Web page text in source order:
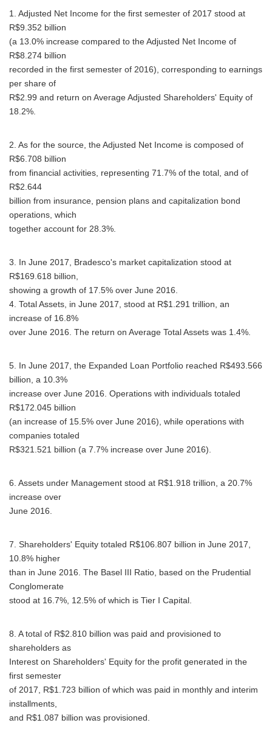
1. Adjusted Net Income for the first semester of 2017 stood at
R$9.352 billion
(a 13.0% increase compared to the Adjusted Net Income of
R$8.274 billion
recorded in the first semester of 2016), corresponding to earnings
per share of
R$2.99 and return on Average Adjusted Shareholders' Equity of
18.2%.
2. As for the source, the Adjusted Net Income is composed of
R$6.708 billion
from financial activities, representing 71.7% of the total, and of
R$2.644
billion from insurance, pension plans and capitalization bond
operations, which
together account for 28.3%.
3. In June 2017, Bradesco's market capitalization stood at
R$169.618 billion,
showing a growth of 17.5% over June 2016.
4. Total Assets, in June 2017, stood at R$1.291 trillion, an
increase of 16.8%
over June 2016. The return on Average Total Assets was 1.4%.
5. In June 2017, the Expanded Loan Portfolio reached R$493.566
billion, a 10.3%
increase over June 2016. Operations with individuals totaled
R$172.045 billion
(an increase of 15.5% over June 2016), while operations with
companies totaled
R$321.521 billion (a 7.7% increase over June 2016).
6. Assets under Management stood at R$1.918 trillion, a 20.7%
increase over
June 2016.
7. Shareholders' Equity totaled R$106.807 billion in June 2017,
10.8% higher
than in June 2016. The Basel III Ratio, based on the Prudential
Conglomerate
stood at 16.7%, 12.5% of which is Tier I Capital.
8. A total of R$2.810 billion was paid and provisioned to
shareholders as
Interest on Shareholders' Equity for the profit generated in the
first semester
of 2017, R$1.723 billion of which was paid in monthly and interim
installments,
and R$1.087 billion was provisioned.